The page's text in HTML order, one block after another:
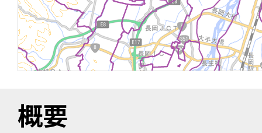
概要